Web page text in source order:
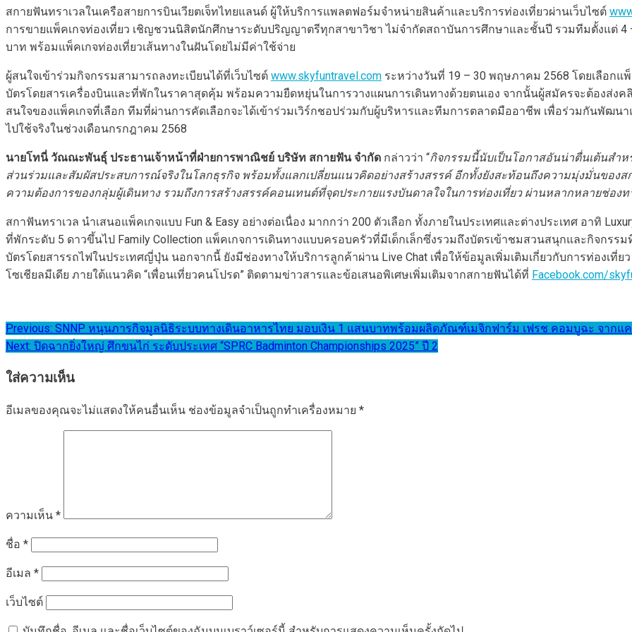
สกายฟันทราเวลในเครือสายการบินเวียตเจ็ทไทยแลนด์ ผู้ให้บริการแพลตฟอร์มจำหน่ายสินค้าและบริการท่องเที่ยวผ่านเว็บไซต์
การขายแพ็คเกจท่องเที่ยว เชิญชวนนิสิตนักศึกษาระดับปริญญาตรีทุกสาขาวิชา ไม่จำกัดสถาบันการศึกษาและชั้นปี รวมทีมตั้งแต่ 4
บาท พร้อมแพ็คเกจท่องเที่ยวเส้นทางในฝันโดยไม่มีค่าใช้จ่าย
ผู้สนใจเข้าร่วมกิจกรรมสามารถลงทะเบียนได้ที่เว็บไซต์ www.skyfuntravel.com ระหว่างวันที่ 19 – 30 พฤษภาคม 2568 โดยเลือกแพ็
บัตรโดยสารเครื่องบินและที่พักในราคาสุดคุ้ม พร้อมความยืดหยุ่นในการวางแผนการเดินทางด้วยตนเอง จากนั้นผู้สมัครจะต้องส่ง
สนใจของแพ็คเกจที่เลือก ทีมที่ผ่านการคัดเลือกจะได้เข้าร่วมเวิร์กชอปร่วมกับผู้บริหารและทีมการตลาดมืออาชีพ เพื่อร่วมกันพัฒน
ไปใช้จริงในช่วงเดือนกรกฎาคม 2568
นายโทนี่ วัณณะพันธุ์ ประธานเจ้าหน้าที่ฝ่ายการพาณิชย์ บริษัท สกายฟัน จำกัด กล่าวว่า “กิจกรรมนี้นับเป็นโอกาสอันน่าตื่นเต้นสำ
ส่วนร่วมและสัมผัสประสบการณ์จริงในโลกธุรกิจ พร้อมทั้งแลกเปลี่ยนแนวคิดอย่างสร้างสรรค์ อีกทั้งยังสะท้อนถึงความมุ่งมั่นของ
ความต้องการของกลุ่มผู้เดินทาง รวมถึงการสร้างสรรค์คอนเทนต์ที่จุดประกายแรงบันดาลใจในการท่องเที่ยว ผ่านหลากหลายช่องท
สกาฟันทราเวล นำเสนอแพ็คเกจแบบ Fun & Easy อย่างต่อเนื่อง มากกว่า 200 ตัวเลือก ทั้งภายในประเทศและต่างประเทศ อาทิ
ที่พักระดับ 5 ดาวขึ้นไป Family Collection แพ็คเกจการเดินทางแบบครอบครัวที่มีเด็กเล็กซึ่งรวมถึงบัตรเข้าชมสวนสนุกและกิจกรรม
บัตรโดยสารรถไฟในประเทศญี่ปุ่น นอกจากนี้ ยังมีช่องทางให้บริการลูกค้าผ่าน Live Chat เพื่อให้ข้อมูลเพิ่มเติมเกี่ยวกับการท่องเที่
โซเชียลมีเดีย ภายใต้แนวคิด “เพื่อนเที่ยวคนโปรด” ติดตามข่าวสารและข้อเสนอพิเศษเพิ่มเติมจากสกายฟันได้ที่ Facebook.com/
แนะแนว
เรื่อง
Previous: SNNP หนุนภารกิจมูลนิธิระบบทางเดินอาหารไทย มอบเงิน 1 แสนบาทพร้อมผลิตภัณฑ์เมจิกฟาร์ม เฟรช คอมบูฉะ จากแ
Next: ปิดฉากยิ่งใหญ่ ศึกขนไก่ ระดับประเทศ “SPRC Badminton Championships 2025” ปี 2
ใส่ความเห็น
อีเมลของคุณจะไม่แสดงให้คนอื่นเห็น ช่องข้อมูลจำเป็นถูกทำเครื่องหมาย *
ความเห็น *
ชื่อ *
อีเมล *
เว็บไซต์